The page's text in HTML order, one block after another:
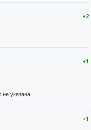
+2
+1
указана.
+1